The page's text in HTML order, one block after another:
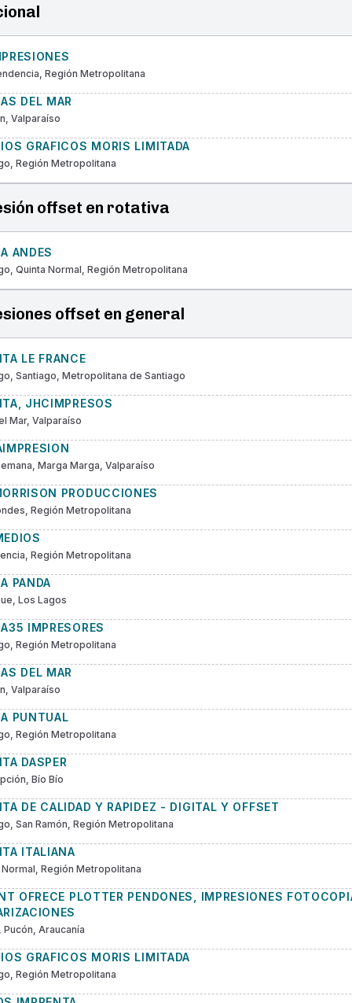
Región Metropolitana
DEL MAR
Valparaíso
GRAFICOS MORIS LIMITADA
Región Metropolitana
offset en rotativa
ANDES
Quinta Normal, Región Metropolitana
offset en general
LE FRANCE
Santiago, Metropolitana de Santiago
JHCIMPRESOS
Mar, Valparaíso
Marga Marga, Valparaíso
PRODUCCIONES
Región Metropolitana
Región Metropolitana
PANDA
Los Lagos
IMPRESORES
Región Metropolitana
DEL MAR
Valparaíso
PUNTUAL
Región Metropolitana
DASPER
Bío Bío
DE CALIDAD Y RAPIDEZ - DIGITAL Y OFFSET
San Ramón, Región Metropolitana
ITALIANA
Normal, Región Metropolitana
OFRECE PLOTTER PENDONES, IMPRESIONES
Pucón, Araucanía
GRAFICOS MORIS LIMITADA
Región Metropolitana